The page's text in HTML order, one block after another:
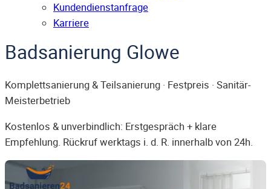
Kunden­dienst­anfrage
Karriere
Badsanierung Glowe
Komplettsanierung & Teilsanierung · Festpreis · Sanitär-
Meisterbetrieb
Kostenlos & unverbindlich: Erstgespräch + klare
Empfehlung. Rückruf werktags i. d. R. innerhalb von 24h.